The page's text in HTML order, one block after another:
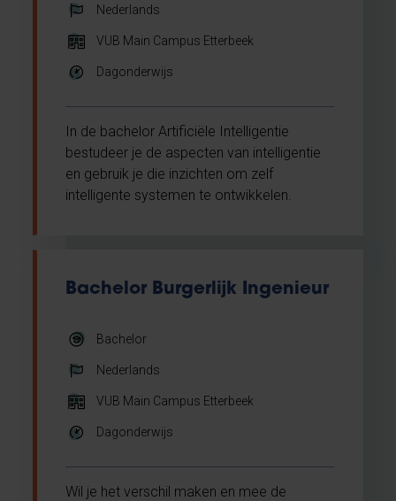
Nederlands
VUB Main Campus Etterbeek
Dagonderwijs
In de bachelor Artificiële Intelligentie
bestudeer je de aspecten van intelligentie
en gebruik je die inzichten om zelf
intelligente systemen te ontwikkelen.
Bachelor Burgerlijk Ingenieur
Bachelor
Nederlands
VUB Main Campus Etterbeek
Dagonderwijs
Wil je het verschil maken en mee de